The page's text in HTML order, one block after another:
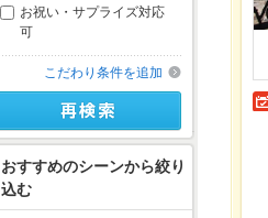
お祝い・サプライズ対応
可
こだわり条件を追加
おすすめのシーンから絞り
込む